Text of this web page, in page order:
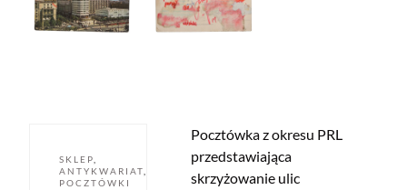
SKLEP
ANTYKWARIAT
POCZTÓWKI
Pocztówka z okresu PRL
przedstawiająca
skrzyżowanie ulic